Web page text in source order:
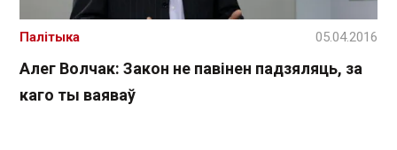
Алег Волчак: Закон не павінен падзяляць, за
каго ты ваяваў
Палітыка 05.04.2016